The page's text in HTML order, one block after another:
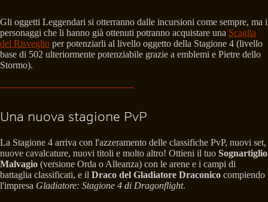
Gli oggetti Leggendari si otterranno dalle incursioni come sempre, ma i
personaggi che li hanno già ottenuti potranno acquistare una Scaglia
del Risveglio per potenziarli al livello oggetto della Stagione 4 (livello
base di 502 ulteriormente potenziabile grazie a emblemi e Pietre dello
Stormo).
Una nuova stagione PvP
La Stagione 4 arriva con l'azzeramento delle classifiche PvP, nuovi set,
nuove cavalcature, nuovi titoli e molto altro! Ottieni il tuo Sognartiglio
Malvagio (versione Orda o Alleanza) con le arene e i campi di
battaglia classificati, e il Draco del Gladiatore Draconico compiendo
l'impresa Gladiatore: Stagione 4 di Dragonflight.